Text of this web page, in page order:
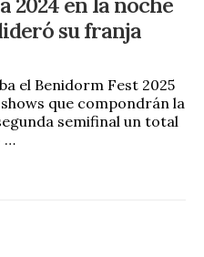
su franja
el Benidorm Fest 2025
que compondrán la
semifinal un total
…